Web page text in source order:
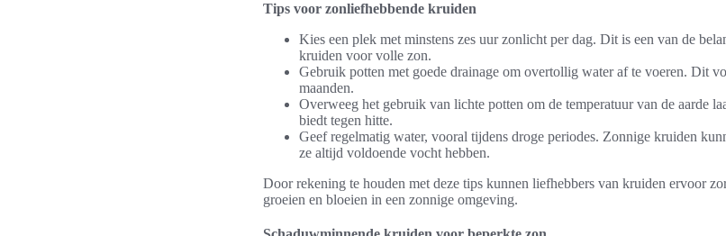
Tips voor zonliefhebbende kruiden
Kies een plek met minstens zes uur zonlicht per dag. Dit is een van de
kruiden voor volle zon.
Gebruik potten met goede drainage om overtollig water af te voeren. Dit
maanden.
Overweeg het gebruik van lichte potten om de temperatuur van de aarde
biedt tegen hitte.
Geef regelmatig water, vooral tijdens droge periodes. Zonnige kruiden
ze altijd voldoende vocht hebben.
Door rekening te houden met deze tips kunnen liefhebbers van kruiden ervoor
groeien en bloeien in een zonnige omgeving.